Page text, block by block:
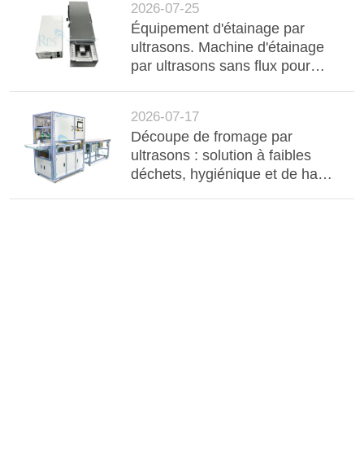
2026-07-25
Équipement d'étainage par
ultrasons. Machine d'étainage
par ultrasons sans flux pour
2026-07-17
Découpe de fromage par
ultrasons : solution à faibles
déchets, hygiénique et de haute